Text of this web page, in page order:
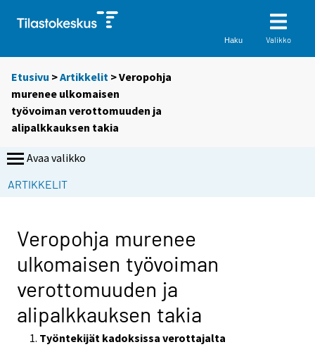
Haku Valikko
Etusivu >Artikkelit > Veropohja
murenee ulkomaisen
työvoiman verottomuuden ja
alipalkkauksen takia
Avaa valikko
ARTIKKELIT
Veropohja murenee
ulkomaisen työvoiman
verottomuuden ja
alipalkkauksen takia
Työntekijät kadoksissa verottajalta